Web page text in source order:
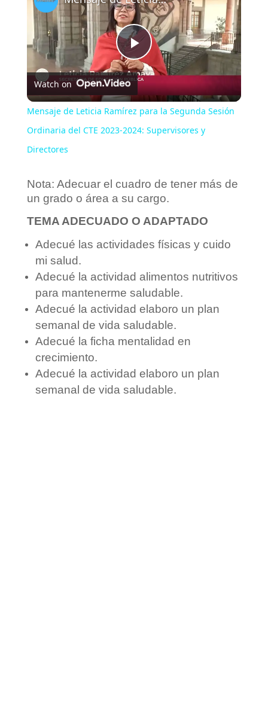
P
l
a
V
i
d
e
o
Watch on
Mensaje de Leticia Ramírez para la Segunda Sesión
Ordinaria del CTE 2023-2024: Supervisores y
Directores
Nota: Adecuar el cuadro de tener más de
un grado o área a su cargo.
TEMA ADECUADO O ADAPTADO
Adecué las actividades físicas y cuido
mi salud.
Adecué la actividad alimentos nutritivos
para mantenerme saludable.
Adecué la actividad elaboro un plan
semanal de vida saludable.
Adecué la ficha mentalidad en
crecimiento.
Adecué la actividad elaboro un plan
semanal de vida saludable.